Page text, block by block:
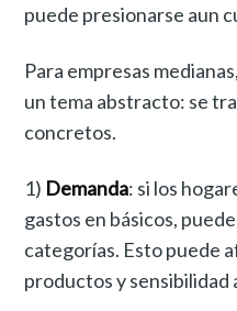
puede presionarse aun
Para empresas
un tema abstracto: se
concretos.
1) Demanda: si los
gastos en básicos,
categorías. Esto puede
productos y sensibilidad